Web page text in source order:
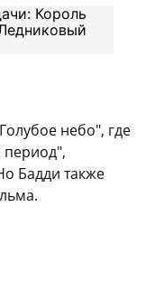
небо", где
период",
Бадди также